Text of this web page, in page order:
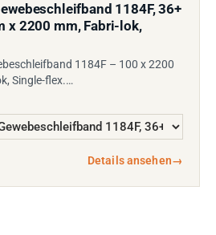
1184F, 36+
x 2200 mm, Fabri-lok,
1184F – 100 x 2200
Single-flex.…
Details ansehen→